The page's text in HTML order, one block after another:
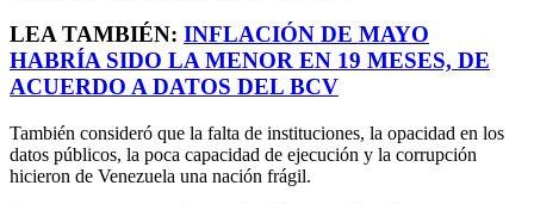
LEA TAMBIÉN: INFLACIÓN DE MAYO
HABRÍA SIDO LA MENOR EN 19 MESES, DE
ACUERDO A DATOS DEL BCV
También consideró que la falta de instituciones, la opacidad en los
datos públicos, la poca capacidad de ejecución y la corrupción
hicieron de Venezuela una nación frágil.